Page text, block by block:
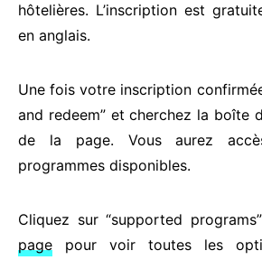
hôtelières. L’inscription est
en anglais.
Une fois votre inscription
and redeem” et cherchez la boîte
de la page. Vous aurez
programmes disponibles.
Cliquez sur “supported
page pour voir toutes les